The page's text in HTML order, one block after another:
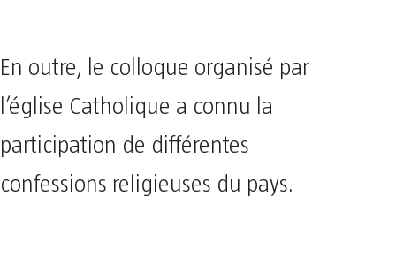
En outre, le colloque organisé par
l’église Catholique a connu la
participation de différentes
confessions religieuses du pays.